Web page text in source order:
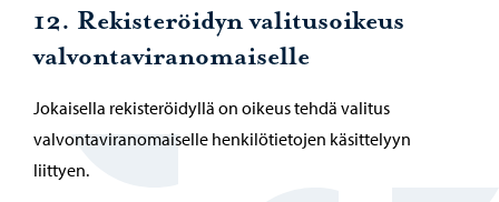
12. Rekisteröidyn valitusoikeus
valvontaviranomaiselle
Jokaisella rekisteröidyllä on oikeus tehdä valitus
valvontaviranomaiselle henkilötietojen käsittelyyn
liittyen.